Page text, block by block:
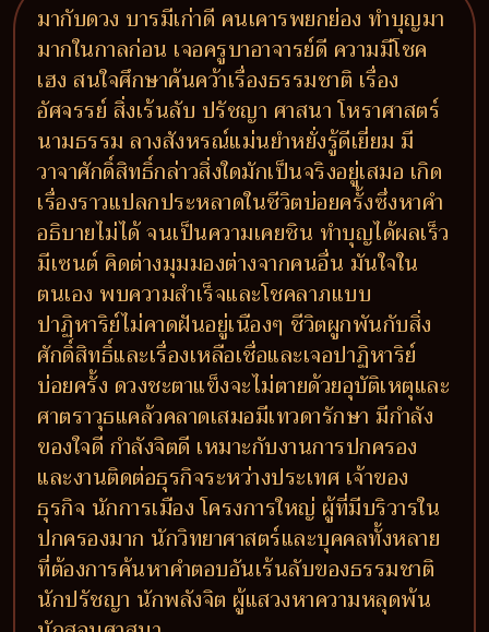
มากับดวง บารมีเก่าดี คนเคารพยกย่อง ทำบุญมา
มากในกาลก่อน เจอครูบาอาจารย์ดี ความมีโชค
เฮง สนใจศึกษาค้นคว้าเรื่องธรรมชาติ เรื่อง
อัศจรรย์ สิ่งเร้นลับ ปรัชญา ศาสนา โหราศาสตร์
นามธรรม ลางสังหรณ์แม่นยำหยั่งรู้ดีเยี่ยม มี
วาจาศักดิ์สิทธิ์กล่าวสิ่งใดมักเป็นจริงอยู่เสมอ เกิด
เรื่องราวแปลกประหลาดในชีวิตบ่อยครั้งซึ่งหาคำ
อธิบายไม่ได้ จนเป็นความเคยชิน ทำบุญได้ผลเร็ว
มีเซนต์ คิดต่างมุมมองต่างจากคนอื่น มันใจใน
ตนเอง พบความสำเร็จและโชคลาภแบบ
ปาฏิหาริย์ไม่คาดฝันอยู่เนืองๆ ชีวิตผูกพันกับสิ่ง
ศักดิ์สิทธิ์และเรื่องเหลือเชื่อและเจอปาฏิหาริย์
บ่อยครั้ง ดวงชะตาแข็งจะไม่ตายด้วยอุบัติเหตุและ
ศาตราวุธแคล้วคลาดเสมอมีเทวดารักษา มีกำลัง
ของใจดี กำลังจิตดี เหมาะกับงานการปกครอง
และงานติดต่อธุรกิจระหว่างประเทศ เจ้าของ
ธุรกิจ นักการเมือง โครงการใหญ่ ผู้ที่มีบริวารใน
ปกครองมาก นักวิทยาศาสตร์และบุคคลทั้งหลาย
ที่ต้องการค้นหาคำตอบอันเร้นลับของธรรมชาติ
นักปรัชญา นักพลังจิต ผู้แสวงหาความหลุดพ้น